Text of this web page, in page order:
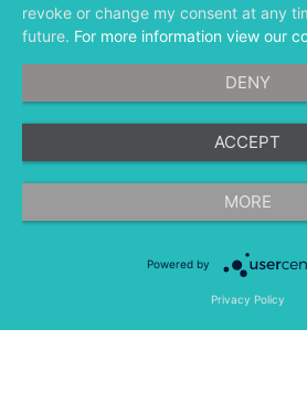
融文（Meltwater） 版
revoke or change my consent at any
future. For more information view our
DENY
ACCEPT
MORE
Powered by
Privacy Policy